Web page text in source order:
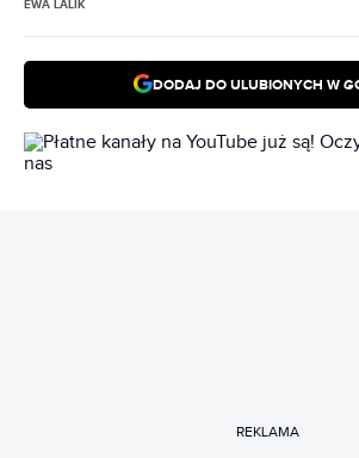
EWA LALIK
DODAJ DO ULUBIONYCH W
REKLAMA